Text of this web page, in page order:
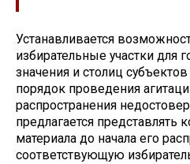
Устанавливается
избирательные участки для
значения и столиц
порядок проведения
распространения
предлагается представлять
материала до начала его
соответствующую